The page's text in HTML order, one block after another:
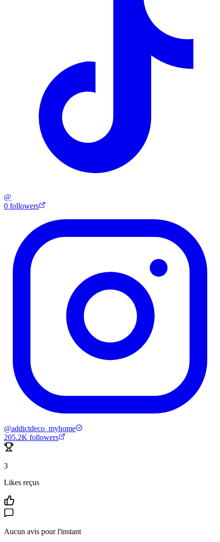
@
0 followers
@addictdeco_myhome
205.2K followers
3
Likes reçus
Aucun avis pour l'instant